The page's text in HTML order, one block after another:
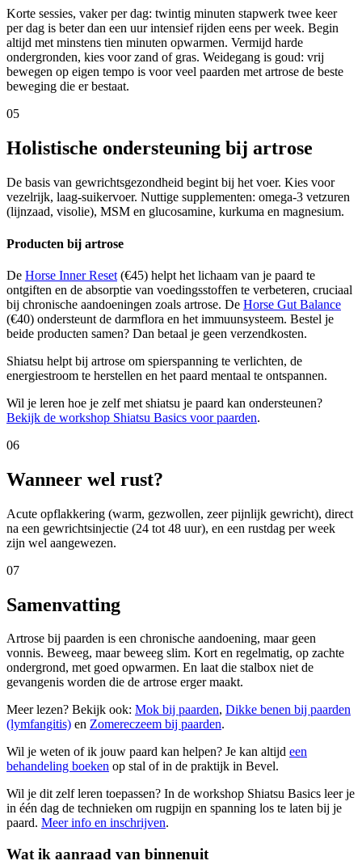
Korte sessies, vaker per dag: twintig minuten stapwerk twee keer
per dag is beter dan een uur intensief rijden eens per week. Begin
altijd met minstens tien minuten opwarmen. Vermijd harde
ondergronden, kies voor zand of gras. Weidegang is goud: vrij
bewegen op eigen tempo is voor veel paarden met artrose de beste
beweging die er bestaat.
05
Holistische ondersteuning bij artrose
De basis van gewrichtsgezondheid begint bij het voer. Kies voor
vezelrijk, laag-suikervoer. Nuttige supplementen: omega-3 vetzuren
(lijnzaad, visolie), MSM en glucosamine, kurkuma en magnesium.
Producten bij artrose
De Horse Inner Reset (€45) helpt het lichaam van je paard te
ontgiften en de absorptie van voedingsstoffen te verbeteren, cruciaal
bij chronische aandoeningen zoals artrose. De Horse Gut Balance
(€40) ondersteunt de darmflora en het immuunsysteem. Bestel je
beide producten samen? Dan betaal je geen verzendkosten.
Shiatsu helpt bij artrose om spierspanning te verlichten, de
energiestroom te herstellen en het paard mentaal te ontspannen.
Wil je leren hoe je zelf met shiatsu je paard kan ondersteunen?
Bekijk de workshop Shiatsu Basics voor paarden.
06
Wanneer wel rust?
Acute opflakkering (warm, gezwollen, zeer pijnlijk gewricht), direct
na een gewrichtsinjectie (24 tot 48 uur), en een rustdag per week
zijn wel aangewezen.
07
Samenvatting
Artrose bij paarden is een chronische aandoening, maar geen
vonnis. Beweeg, maar beweeg slim. Kort en regelmatig, op zachte
ondergrond, met goed opwarmen. En laat die stalbox niet de
gevangenis worden die de artrose erger maakt.
Meer lezen? Bekijk ook: Mok bij paarden, Dikke benen bij paarden
(lymfangitis) en Zomereczeem bij paarden.
Wil je weten of ik jouw paard kan helpen? Je kan altijd een
behandeling boeken op stal of in de praktijk in Bevel.
Wil je dit zelf leren toepassen? In de workshop Shiatsu Basics leer je
in één dag de technieken om rugpijn en spanning los te laten bij je
paard. Meer info en inschrijven.
Wat ik aanraad van binnenuit